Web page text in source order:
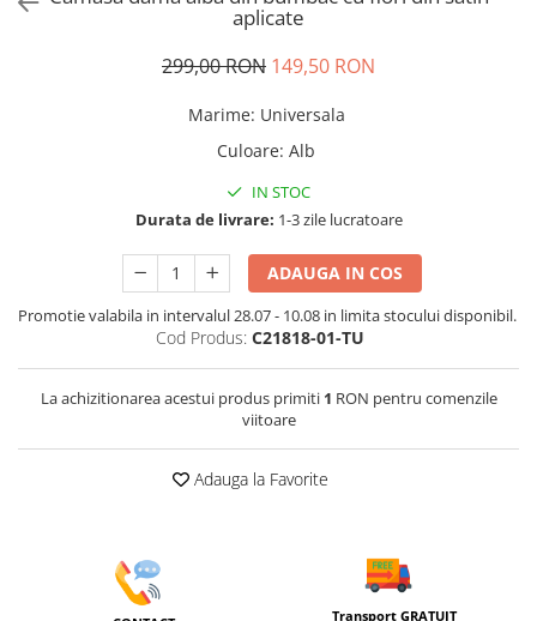
aplicate
299,00 RON 149,50 RON
Marime: Universala
Culoare: Alb
IN STOC
Durata de livrare: 1-3 zile lucratoare
ADAUGA IN COS
Promotie valabila in intervalul 28.07 - 10.08 in limita stocului disponibil.
Cod Produs: C21818-01-TU
La achizitionarea acestui produs primiti 1 RON pentru comenzile
viitoare
Adauga la Favorite
Transport GRATUIT